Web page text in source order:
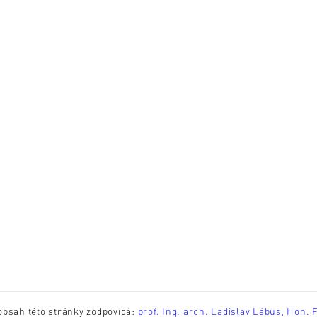
této stránky zodpovídá: prof. Ing. arch. Ladislav Lábus, Hon.